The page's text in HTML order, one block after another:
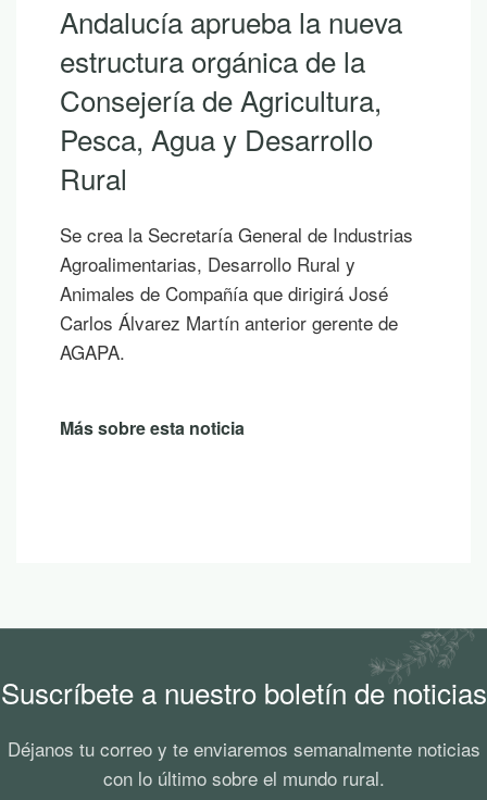
Andalucía aprueba la nueva
estructura orgánica de la
Consejería de Agricultura,
Pesca, Agua y Desarrollo
Rural
Se crea la Secretaría General de Industrias
Agroalimentarias, Desarrollo Rural y
Animales de Compañía que dirigirá José
Carlos Álvarez Martín anterior gerente de
AGAPA.
Más sobre esta noticia
Suscríbete a nuestro boletín de noticias
Déjanos tu correo y te enviaremos semanalmente noticias
con lo último sobre el mundo rural.